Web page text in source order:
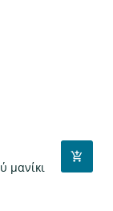
μανίκι